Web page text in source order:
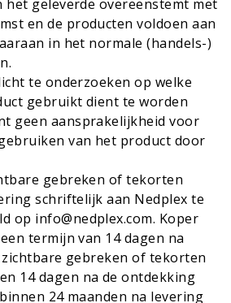
het geleverde overeenstemt met
en de producten voldoen aan
in het normale (handels-)
te onderzoeken op welke
gebruikt dient te worden
geen aansprakelijkheid voor
van het product door
gebreken of tekorten
schriftelijk aan Nedplex te
op info@nedplex.com. Koper
termijn van 14 dagen na
gebreken of tekorten
14 dagen na de ontdekking
24 maanden na levering